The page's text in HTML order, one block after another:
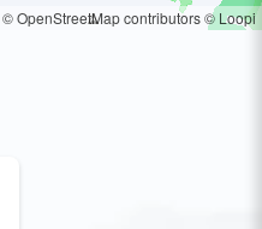
© OpenStreetMap contributors© Loopi